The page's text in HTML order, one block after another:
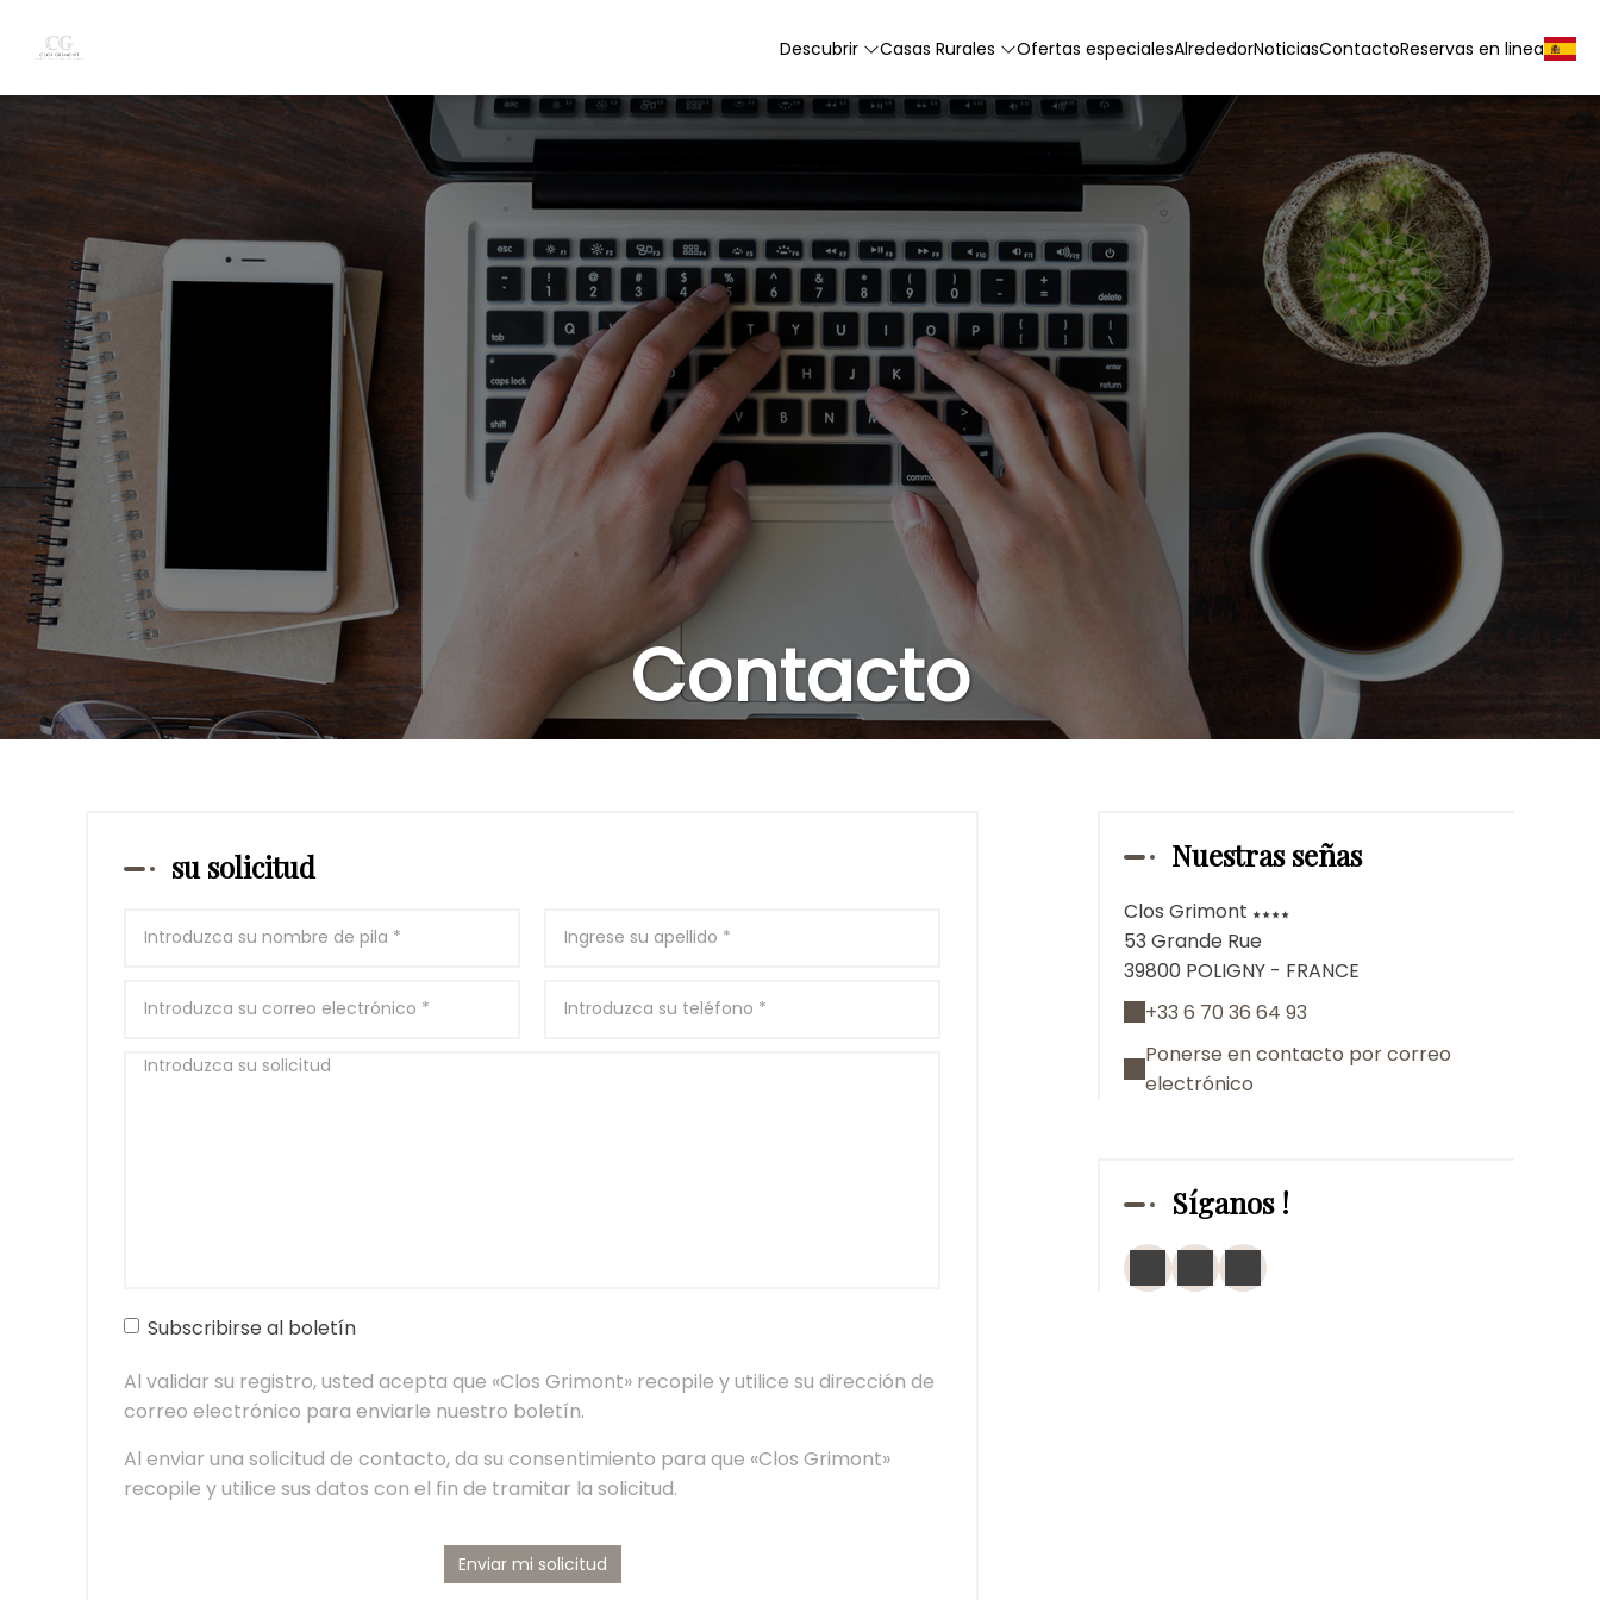
Descubrir Casas Rurales Ofertas especialesAlrededorNoticiasContactoReservas en linea
Contacto
su solicitud
Subscribirse al boletín
Al validar su registro, usted acepta que «Clos Grimont» recopile y utilice su dirección de
correo electrónico para enviarle nuestro boletín.
Al enviar una solicitud de contacto, da su consentimiento para que «Clos Grimont»
recopile y utilice sus datos con el fin de tramitar la solicitud.
Nuestras señas
Clos Grimont
53 Grande Rue
39800 POLIGNY - FRANCE
+33 6 70 36 64 93
Ponerse en contacto por correo
electrónico
Síganos !